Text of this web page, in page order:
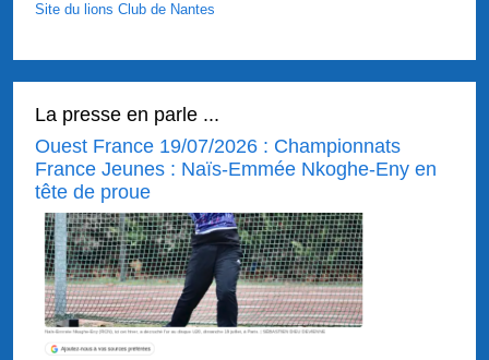
Site du lions Club de Nantes
La presse en parle ...
Ouest France 19/07/2026 : Championnats
France Jeunes : Naïs-Emmée Nkoghe-Eny en
tête de proue